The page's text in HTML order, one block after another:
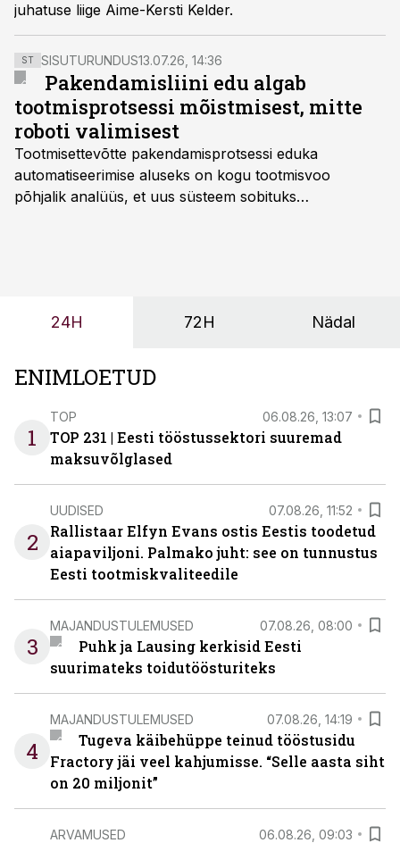
juhatuse liige Aime-Kersti Kelder.
ST SISUTURUNDUS13.07.26, 14:36
Pakendamisliini edu algab
tootmisprotsessi mõistmisest, mitte
roboti valimisest
Tootmisettevõtte pakendamisprotsessi eduka
automatiseerimise aluseks on kogu tootmisvoo
põhjalik analüüs, et uus süsteem sobituks
OÜ tegevjuht Sander Mitendorf.
24H 72H Nädal
ENIMLOETUD
1
TOP 06.08.26, 13:07
TOP 231 | Eesti tööstussektori suuremad
maksuvõlglased
2
UUDISED 07.08.26, 11:52
Rallistaar Elfyn Evans ostis Eestis toodetud
aiapaviljoni. Palmako juht: see on tunnustus
Eesti tootmiskvaliteedile
3
MAJANDUSTULEMUSED 07.08.26, 08:00
Puhk ja Lausing kerkisid Eesti
suurimateks toidutöösturiteks
4
MAJANDUSTULEMUSED 07.08.26, 14:19
Tugeva käibehüppe teinud tööstusidu
Fractory jäi veel kahjumisse. “Selle aasta siht
on 20 miljonit”
ARVAMUSED 06.08.26, 09:03